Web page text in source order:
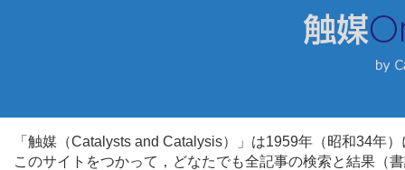
「触媒（Catalysts and Catalysis）」は1959年（昭和34年
このサイトをつかって，どなたでも全記事の検索と結果（